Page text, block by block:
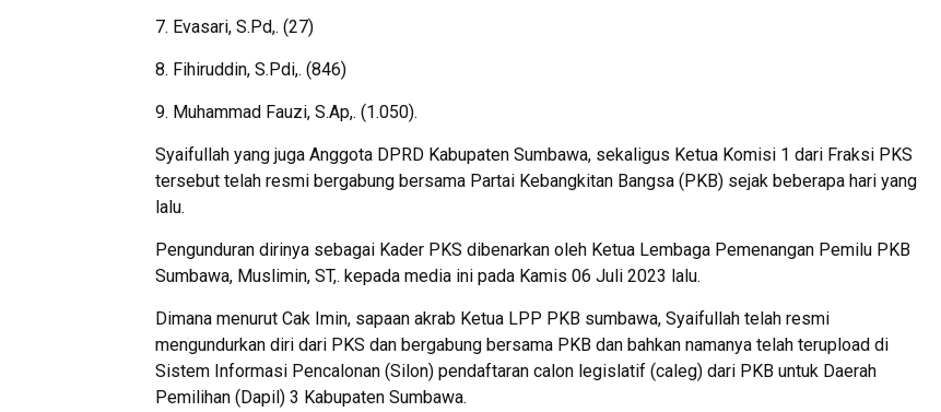
7. Evasari, S.Pd,. (27)
8. Fihiruddin, S.Pdi,. (846)
9. Muhammad Fauzi, S.Ap,. (1.050).
Syaifullah yang juga Anggota DPRD Kabupaten Sumbawa, sekaligus Ketua Komisi 1 dari Fraksi PKS
tersebut telah resmi bergabung bersama Partai Kebangkitan Bangsa (PKB) sejak beberapa hari yang
lalu.
Pengunduran dirinya sebagai Kader PKS dibenarkan oleh Ketua Lembaga Pemenangan Pemilu PKB
Sumbawa, Muslimin, ST,. kepada media ini pada Kamis 06 Juli 2023 lalu.
Dimana menurut Cak Imin, sapaan akrab Ketua LPP PKB sumbawa, Syaifullah telah resmi
mengundurkan diri dari PKS dan bergabung bersama PKB dan bahkan namanya telah terupload di
Sistem Informasi Pencalonan (Silon) pendaftaran calon legislatif (caleg) dari PKB untuk Daerah
Pemilihan (Dapil) 3 Kabupaten Sumbawa.